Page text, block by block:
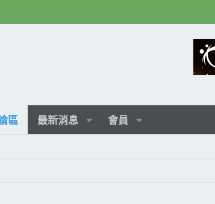
區 最新消息 會員